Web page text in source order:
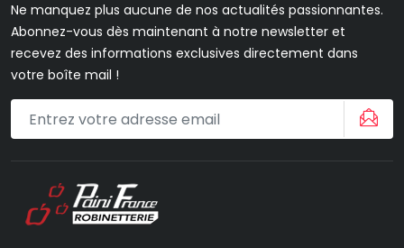
Ne manquez plus aucune de nos actualités passionnantes.
Abonnez-vous dès maintenant à notre newsletter et
recevez des informations exclusives directement dans
votre boîte mail !